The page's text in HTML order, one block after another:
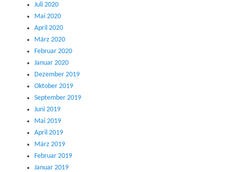
Juli 2020
Mai 2020
April 2020
März 2020
Februar 2020
Januar 2020
Dezember 2019
Oktober 2019
September 2019
Juni 2019
Mai 2019
April 2019
März 2019
Februar 2019
Januar 2019